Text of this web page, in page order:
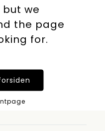
but we
the page
for.